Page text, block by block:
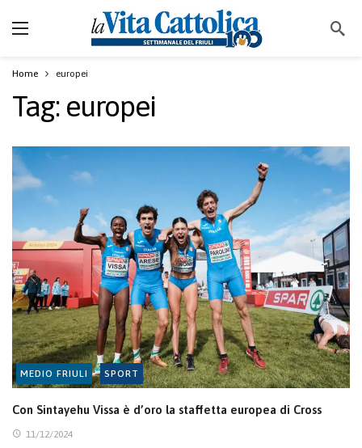
Home europei
Tag: europei
MEDIO FRIULI SPORT
Con Sintayehu Vissa è d’oro la staffetta europea di Cross
11/12/2024